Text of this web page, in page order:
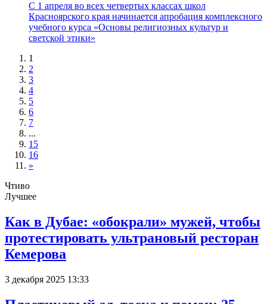
С 1 апреля во всех четвертых классах школ
Красноярского края начинается апробация комплексного
учебного курса «Основы религиозных культур и
светской этики»
1
2
3
4
5
6
7
...
15
16
»
Чтиво
Лучшее
Как в Дубае: «обокрали» мужей, чтобы
протестировать ультрановый ресторан
Кемерова
3 декабря 2025 13:33